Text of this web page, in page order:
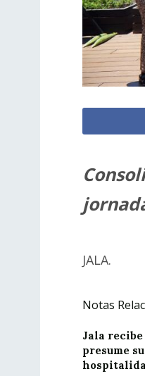
JALA.
Notas
Jala
presume